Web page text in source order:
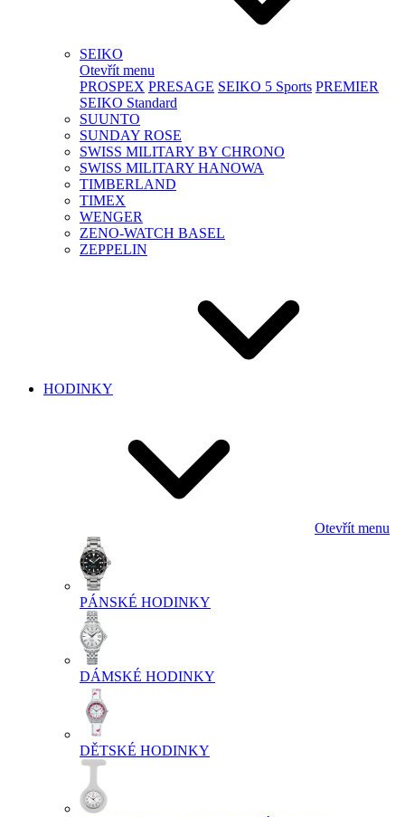
SEIKO
Otevřít menu
PROSPEX PRESAGE SEIKO 5 Sports PREMIER
SEIKO Standard
SUUNTO
SUNDAY ROSE
SWISS MILITARY BY CHRONO
SWISS MILITARY HANOWA
TIMBERLAND
TIMEX
WENGER
ZENO-WATCH BASEL
ZEPPELIN
HODINKY
Otevřít menu
PÁNSKÉ HODINKY
DÁMSKÉ HODINKY
DĚTSKÉ HODINKY